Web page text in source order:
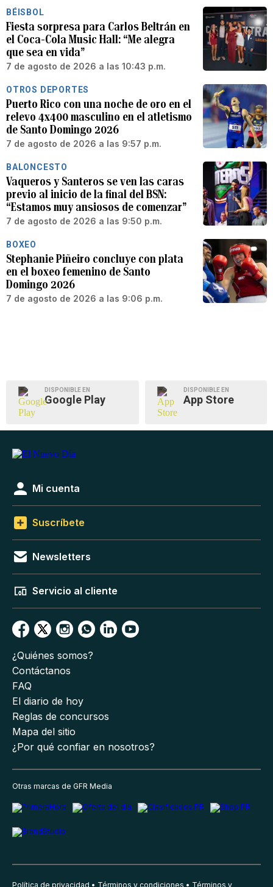
BÉISBOL
Fiesta sorpresa para Carlos Beltrán en
el Coca-Cola Music Hall: “Me alegra
que sea en vida”
7 de agosto de 2026 a las 10:43 p.m.
OTROS DEPORTES
Puerto Rico con una noche de oro en el
relevo 4x400 masculino en el atletismo
de Santo Domingo 2026
7 de agosto de 2026 a las 9:57 p.m.
BALONCESTO
Vaqueros y Santeros se ven las caras
previo al inicio de la final del BSN:
“Estamos muy ansiosos de comenzar”
7 de agosto de 2026 a las 9:50 p.m.
BOXEO
Stephanie Piñeiro concluye con plata
en el boxeo femenino de Santo
Domingo 2026
7 de agosto de 2026 a las 9:06 p.m.
DISPONIBLE EN
Google Play
DISPONIBLE EN
App Store
Mi cuenta
Suscríbete
Newsletters
Servicio al cliente
¿Quiénes somos?
Contáctanos
FAQ
El diario de hoy
Reglas de concursos
Mapa del sitio
¿Por qué confiar en nosotros?
Otras marcas de GFR Media
Política de privacidad Términos y condiciones Términos y